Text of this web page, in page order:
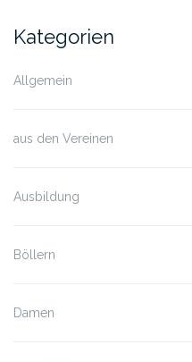
Kategorien
Allgemein
aus den Vereinen
Ausbildung
Böllern
Damen